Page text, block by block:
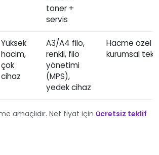
toner +
servis
Yüksek
hacim,
çok
cihaz
A3/A4 filo,
renkli, filo
yönetimi
(MPS),
yedek cihaz
Hacme özel
kurumsal
amaçlıdır. Net fiyat için ücretsiz teklif